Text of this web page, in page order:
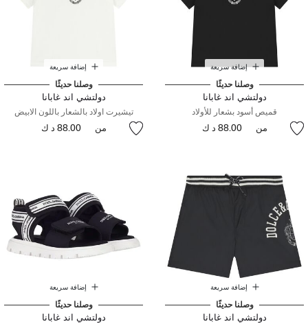
إضافة سريعة
وصلنا حديثًا
دولتشي اند غابانا
قميص أسود بشعار للأولاد
من 88.00 د ك
إضافة سريعة
وصلنا حديثًا
دولتشي اند غابانا
تيشيرت اولاد بالشعار باللون الابيض
من 88.00 د ك
إضافة سريعة
وصلنا حديثًا
دولتشي اند غابانا
إضافة سريعة
وصلنا حديثًا
دولتشي اند غابانا